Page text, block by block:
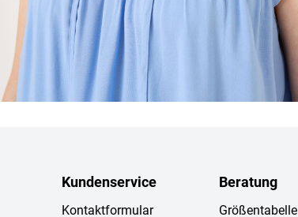
Kundenservice
Kontaktformular
Beratung
Größentabelle